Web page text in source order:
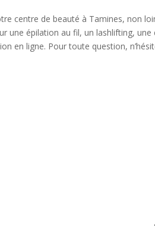
centre de beauté à Tamines, non
une épilation au fil, un lashlifting,
en ligne. Pour toute question,